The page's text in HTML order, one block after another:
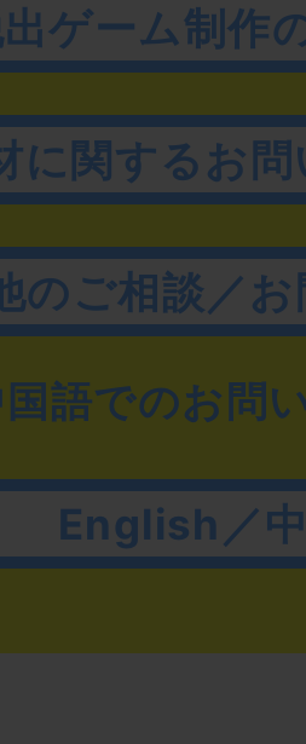
ゲーム制作
に関するお
のご相談／
語でのお問
English／